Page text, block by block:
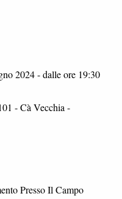
2024 - dalle ore 19:30
- Cà Vecchia -
Presso Il Campo